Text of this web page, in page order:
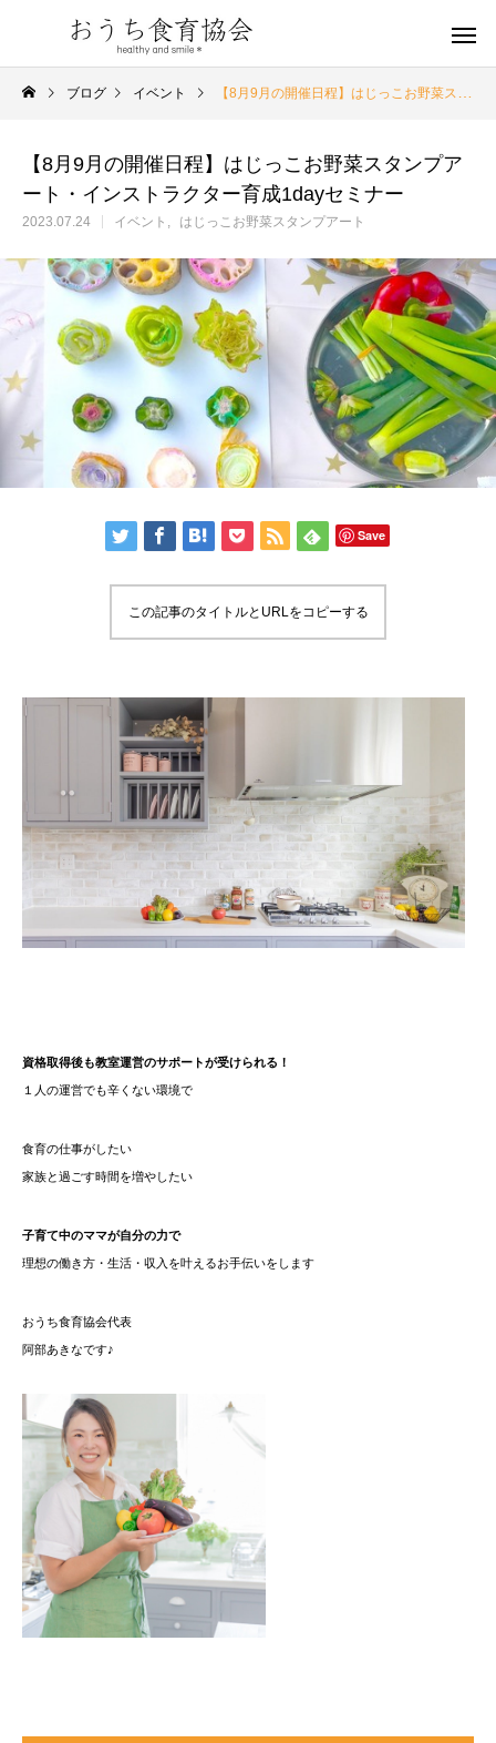
ブログ イベント 【8月9月の開催日程】はじっこお野菜スタンプアート・インストラクター育成1dayセミナー
【8月9月の開催日程】はじっこお野菜スタンプア
ート・インストラクター育成1dayセミナー
2023.07.24 イベント はじっこお野菜スタンプアート
Save
この記事のタイトルとURLをコピーする
資格取得後も教室運営のサポートが受けられる！
１人の運営でも辛くない環境で
食育の仕事がしたい
家族と過ごす時間を増やしたい
子育て中のママが自分の力で
理想の働き方・生活・収入を叶えるお手伝いをします
おうち食育協会代表
阿部あきなです♪